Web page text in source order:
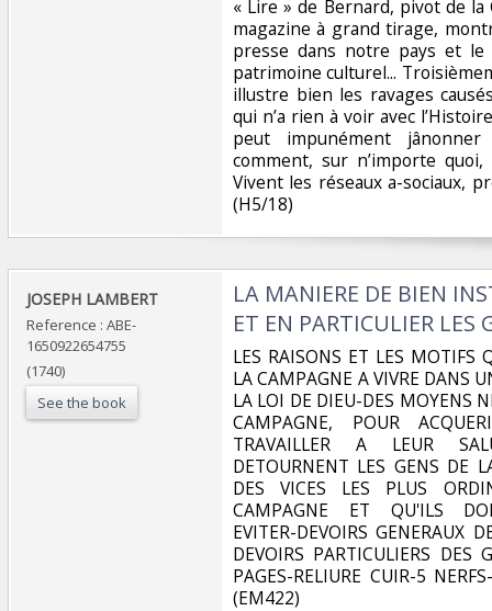
‎JOSEPH LAMBERT‎
Reference : ABE-
1650922654755
(1740)
See the book
‎LA MANIERE DE BIEN
ET EN PARTICULIER LES
‎LES RAISONS ET LES MOTIFS
LA CAMPAGNE A VIVRE DANS
LA LOI DE DIEU-DES MOYENS
CAMPAGNE, POUR
TRAVAILLER A LEUR
DETOURNENT LES GENS DE
DES VICES LES PLUS
CAMPAGNE ET QU'ILS
EVITER-DEVOIRS GENERAUX
DEVOIRS PARTICULIERS DES
PAGES-RELIURE CUIR-5
(EM422)‎